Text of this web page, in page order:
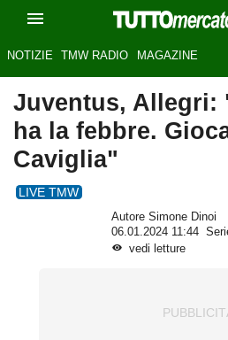
NOTIZIE TMW RADIO MAGAZINE
Juventus, Allegri:
ha la febbre.
Caviglia"
LIVE TMW
Autore Simone Dinoi
06.01.2024 11:44
vedi letture